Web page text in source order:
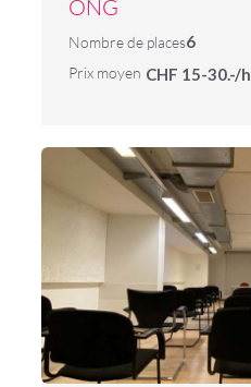
ONG
Nombre de places6
Prix moyen CHF 15-30.-/h